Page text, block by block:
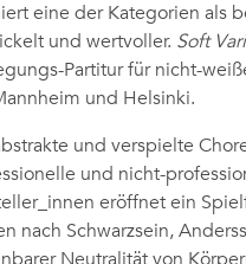
eine der Kategorien als
und wertvoller. Soft
Partitur für nicht-
und Helsinki.
und verspielte
und nicht-
eröffnet ein
nach Schwarzsein,